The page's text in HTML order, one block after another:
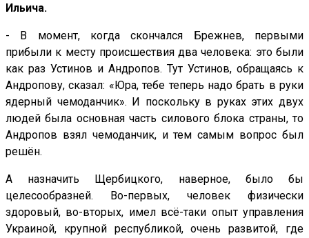
Ильича.
- В момент, когда скончался Брежнев, первыми
прибыли к месту происшествия два человека: это были
как раз Устинов и Андропов. Тут Устинов, обращаясь к
Андропову, сказал: «Юра, тебе теперь надо брать в руки
ядерный чемоданчик». И поскольку в руках этих двух
людей была основная часть силового блока страны, то
Андропов взял чемоданчик, и тем самым вопрос был
решён.
А назначить Щербицкого, наверное, было бы
целесообразней. Во-первых, человек физически
здоровый, во-вторых, имел всё-таки опыт управления
Украиной, крупной республикой, очень развитой, где